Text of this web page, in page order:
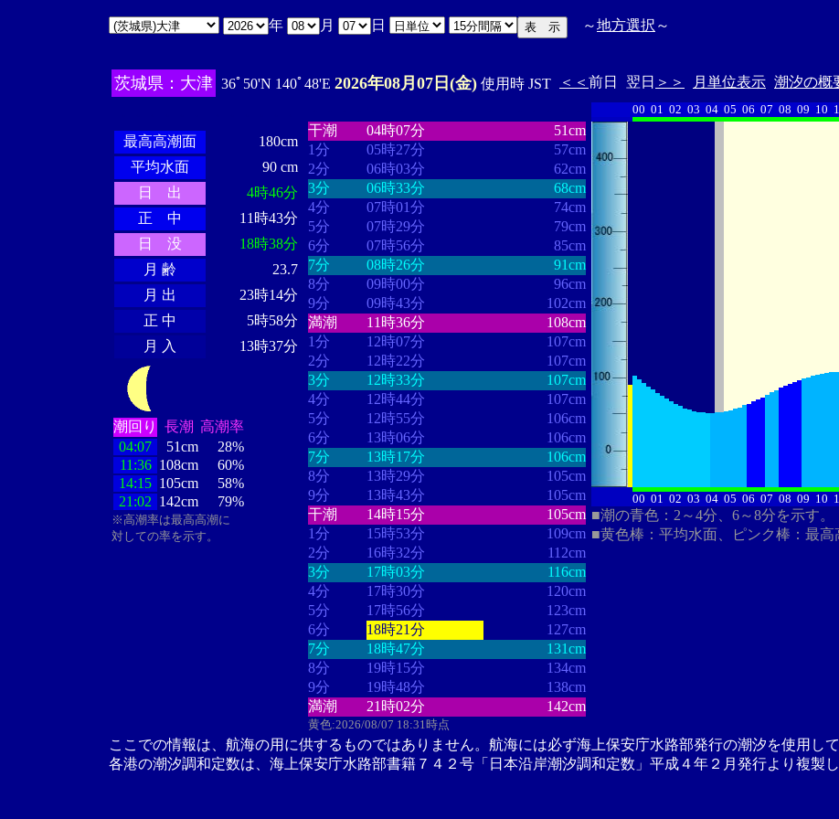
年 月 日 ～地方選択 ～
茨城県：大津 36ﾟ50'N 140ﾟ48'E 2026年08月07日(金) 使用時 JST ＜＜ 前日 翌日 ＞＞ 月単位表示 潮汐の概
最高高潮面
180cm
平均水面
90 cm
日 出
4時46分
正 中
11時43分
日 没
18時38分
月 齢
23.7
月 出
23時14分
正 中
5時58分
月 入
13時37分
潮回り 長潮 高潮率
04:07
51cm
28%
11:36 108cm
60%
14:15 105cm
58%
21:02 142cm 79%
※高潮率は最高高潮に
対しての率を示す。
干潮
04時07分
51cm
1分
05時27分
57cm
2分
06時03分
62cm
3分
06時33分
68cm
4分
07時01分
74cm
5分
07時29分
79cm
6分
07時56分
85cm
7分
08時26分
91cm
8分
09時00分
96cm
9分
09時43分
102cm
満潮
11時36分
108cm
1分
12時07分
107cm
2分
12時22分
107cm
3分
12時33分
107cm
4分
12時44分
107cm
5分
12時55分
106cm
6分
13時06分
106cm
7分
13時17分
106cm
8分
13時29分
105cm
9分
13時43分
105cm
干潮
14時15分
105cm
1分
15時53分
109cm
2分
16時32分
112cm
3分
17時03分
116cm
4分
17時30分
120cm
5分
17時56分
123cm
6分
18時21分
127cm
7分
18時47分
131cm
8分
19時15分
134cm
9分
19時48分
138cm
満潮
21時02分 142cm
黄色:2026/08/07 18:31時点
00 01 02 03 04 05 06 07 08 09 10
00 01 02 03 04 05 06 07 08 09 10
■潮の青色：2～4分、6～8分を示す。
■黄色棒：平均水面、ピンク棒：最高
ここでの情報は、航海の用に供するものではありません。航海には必ず海上保安庁水路部発行の潮汐を使用して
各港の潮汐調和定数は、海上保安庁水路部書籍７４２号「日本沿岸潮汐調和定数」平成４年２月発行より複製し